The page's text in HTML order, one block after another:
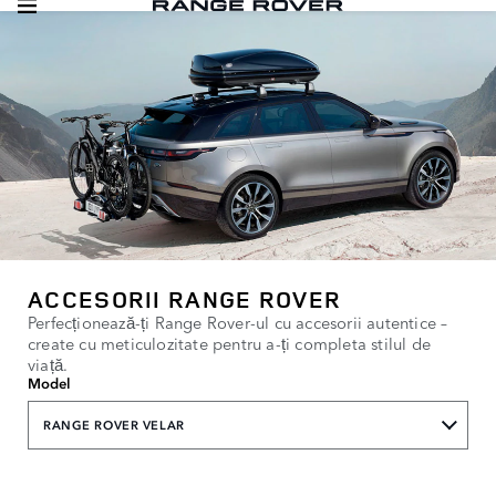
ACCESORII RANGE ROVER
Perfecționează-ți Range Rover-ul cu accesorii autentice –
create cu meticulozitate pentru a-ți completa stilul de
viață.
Model
RANGE ROVER VELAR